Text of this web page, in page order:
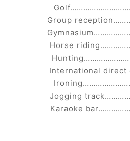
Group
Horse
International
Jogging
Karaoke